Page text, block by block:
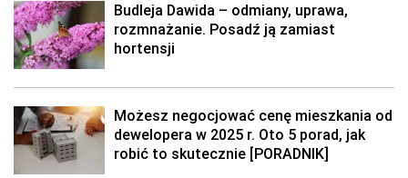
Budleja Dawida – odmiany, uprawa,
rozmnażanie. Posadź ją zamiast
hortensji
Możesz negocjować cenę mieszkania od
dewelopera w 2025 r. Oto 5 porad, jak
robić to skutecznie [PORADNIK]